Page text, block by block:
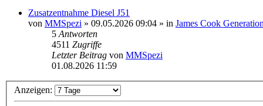
Zusatzentnahme Diesel J51
von MMSpezi » 09.05.2026 09:04 » in James Cook
5 Antworten
4511 Zugriffe
Letzter Beitrag von MMSpezi
01.08.2026 11:59
Anzeigen: